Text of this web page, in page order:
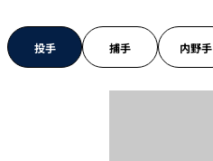
投手 捕手 内野手